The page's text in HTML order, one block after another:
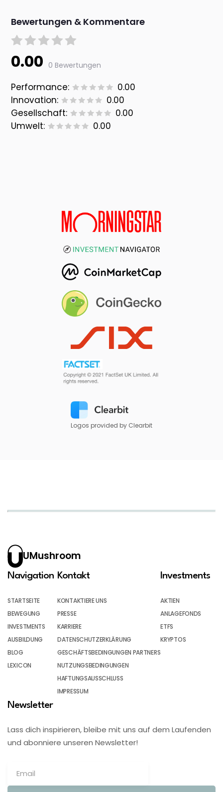
Bewertungen & Kommentare
0.00 0 Bewertungen
Performance:
0.00
Innovation:
0.00
Gesellschaft:
0.00
Umwelt:
0.00
Logos provided by Clearbit
UMushroom
Navigation
STARTSEITE
BEWEGUNG
INVESTMENTS
AUSBILDUNG
BLOG
LEXICON
Kontakt
KONTAKTIERE UNS
PRESSE
KARRIERE
DATENSCHUTZERKLÄRUNG
GESCHÄFTSBEDINGUNGEN PARTNERS
NUTZUNGSBEDINGUNGEN
HAFTUNGSAUSSCHLUSS
IMPRESSUM
Investments
AKTIEN
ANLAGEFONDS
ETFS
KRYPTOS
Newsletter
Lass dich inspirieren, bleibe mit uns auf dem Laufenden
und abonniere unseren Newsletter!